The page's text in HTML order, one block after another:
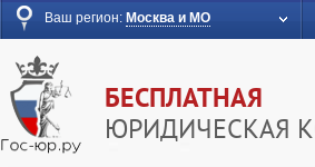
Ваш регион: Москва и МО
БЕСПЛАТНАЯ
ЮРИДИЧЕСКАЯ